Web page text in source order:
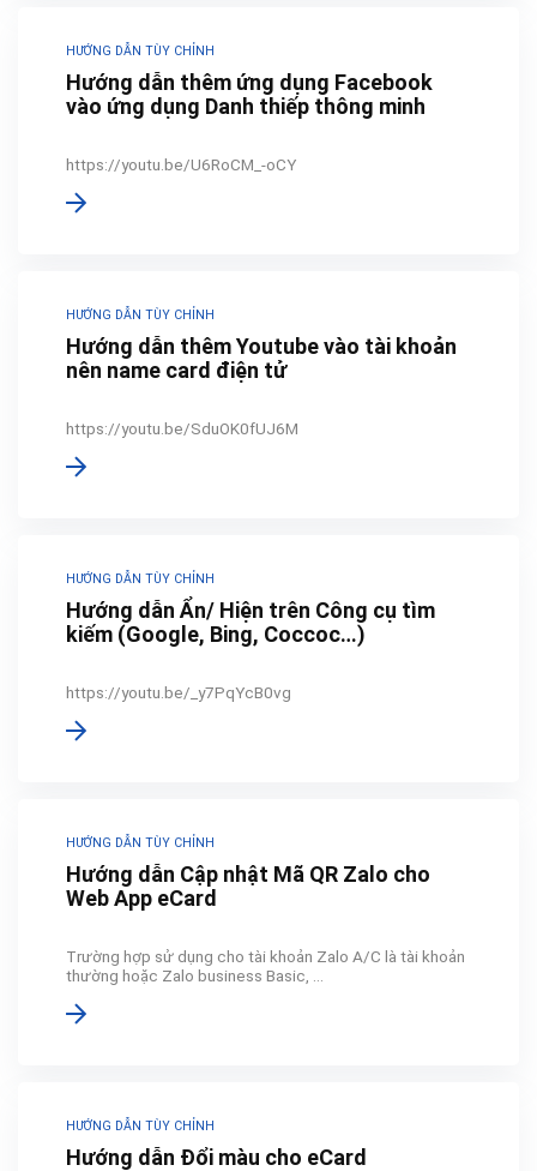
HƯỚNG DẪN TÙY CHỈNH
Hướng dẫn thêm ứng dụng Facebook
vào ứng dụng Danh thiếp thông minh
https://youtu.be/U6RoCM_-oCY
HƯỚNG DẪN TÙY CHỈNH
Hướng dẫn thêm Youtube vào tài khoản
nên name card điện tử
https://youtu.be/SduOK0fUJ6M
HƯỚNG DẪN TÙY CHỈNH
Hướng dẫn Ẩn/ Hiện trên Công cụ tìm
kiếm (Google, Bing, Coccoc…)
https://youtu.be/_y7PqYcB0vg
HƯỚNG DẪN TÙY CHỈNH
Hướng dẫn Cập nhật Mã QR Zalo cho
Web App eCard
Trường hợp sử dụng cho tài khoản Zalo A/C là tài khoản
thường hoặc Zalo business Basic, ...
HƯỚNG DẪN TÙY CHỈNH
Hướng dẫn Đổi màu cho eCard